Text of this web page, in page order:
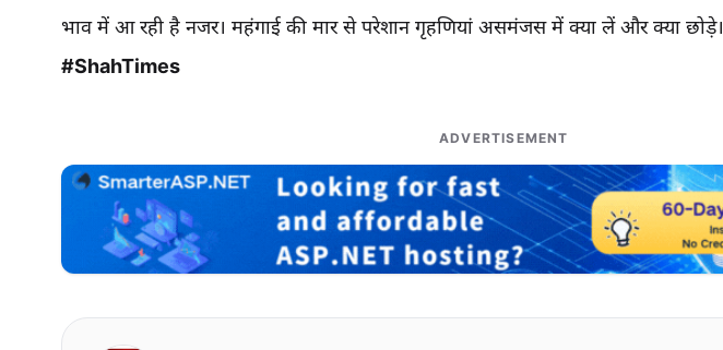
भाव में आ रही है नजर। महंगाई की मार से परेशान गृहणियां असमंजस में क्या लें और क्या छोड़े।
#ShahTimes
ADVERTISEMENT